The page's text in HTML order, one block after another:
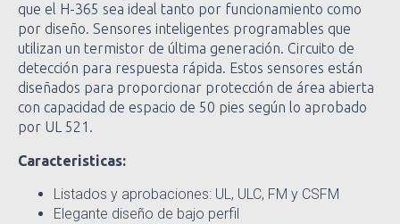
que el H-365 sea ideal tanto por funcionamiento como
por diseño. Sensores inteligentes programables que
utilizan un termistor de última generación. Circuito de
detección para respuesta rápida. Estos sensores están
diseñados para proporcionar protección de área abierta
con capacidad de espacio de 50 pies según lo aprobado
por UL 521.
Caracteristicas:
Listados y aprobaciones: UL, ULC, FM y CSFM
Elegante diseño de bajo perfil